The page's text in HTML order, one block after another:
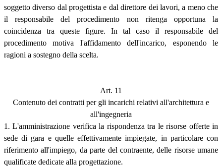
soggetto diverso dal progettista e dal direttore dei lavori, a meno che
il responsabile del procedimento non ritenga opportuna la
coincidenza tra queste figure. In tal caso il responsabile del
procedimento motiva l'affidamento dell'incarico, esponendo le
ragioni a sostegno della scelta.
Art. 11
Contenuto dei contratti per gli incarichi relativi all'architettura e
all'ingegneria
1. L'amministrazione verifica la rispondenza tra le risorse offerte in
sede di gara e quelle effettivamente impiegate, in particolare con
riferimento all'impiego, da parte del contraente, delle risorse umane
qualificate dedicate alla progettazione.